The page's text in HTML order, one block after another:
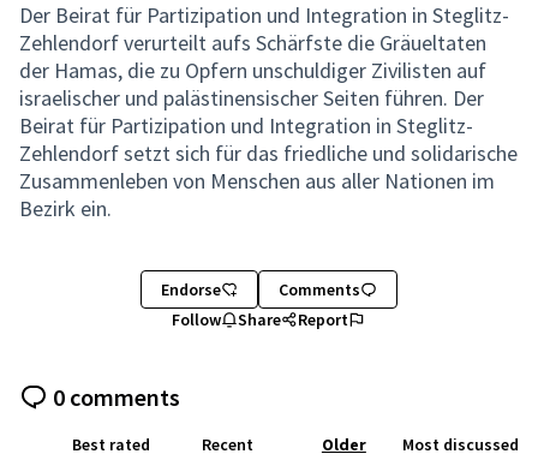
Der Beirat für Partizipation und Integration in Steglitz-
Zehlendorf verurteilt aufs Schärfste die Gräueltaten
der Hamas, die zu Opfern unschuldiger Zivilisten auf
israelischer und palästinensischer Seiten führen. Der
Beirat für Partizipation und Integration in Steglitz-
Zehlendorf setzt sich für das friedliche und solidarische
Zusammenleben von Menschen aus aller Nationen im
Bezirk ein.
Endorse
Comments
Follow
Share Report
0 comments
Best rated Recent Older Most discussed